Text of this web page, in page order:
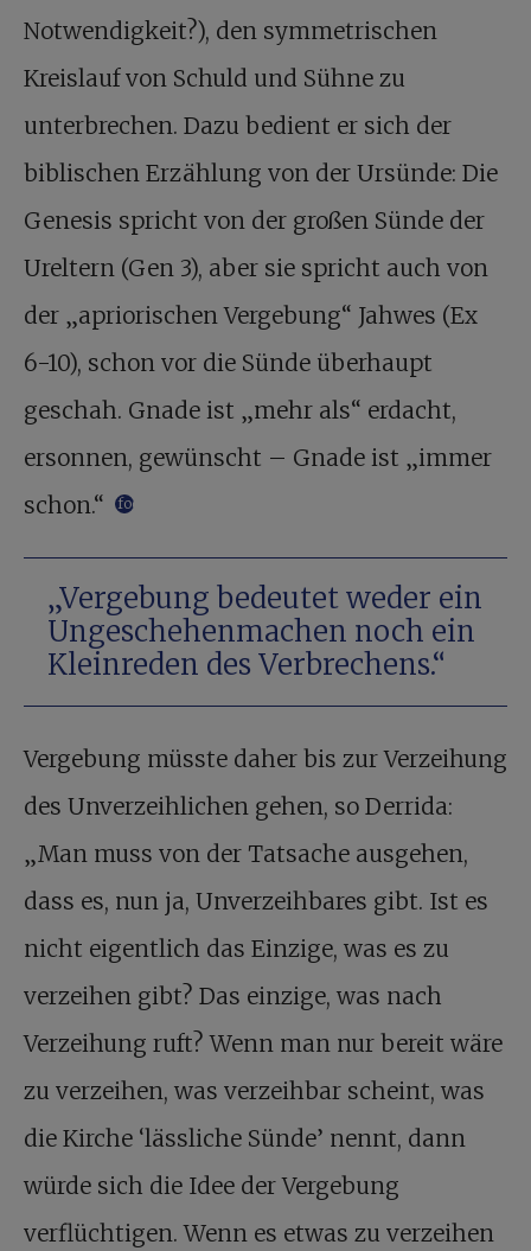
Notwendigkeit?), den symmetrischen
Kreislauf von Schuld und Sühne zu
unterbrechen. Dazu bedient er sich der
biblischen Erzählung von der Ursünde: Die
Genesis spricht von der großen Sünde der
Ureltern (Gen 3), aber sie spricht auch von
der „apriorischen Vergebung“ Jahwes (Ex
6-10), schon vor die Sünde überhaupt
geschah. Gnade ist „mehr als“ erdacht,
ersonnen, gewünscht – Gnade ist „immer
schon.“
footnote
„Vergebung bedeutet weder ein
Ungeschehenmachen noch ein
Kleinreden des Verbrechens.“
Vergebung müsste daher bis zur Verzeihung
des Unverzeihlichen gehen, so Derrida:
„Man muss von der Tatsache ausgehen,
dass es, nun ja, Unverzeihbares gibt. Ist es
nicht eigentlich das Einzige, was es zu
verzeihen gibt? Das einzige, was nach
Verzeihung ruft? Wenn man nur bereit wäre
zu verzeihen, was verzeihbar scheint, was
die Kirche ‘lässliche Sünde’ nennt, dann
würde sich die Idee der Vergebung
verflüchtigen. Wenn es etwas zu verzeihen